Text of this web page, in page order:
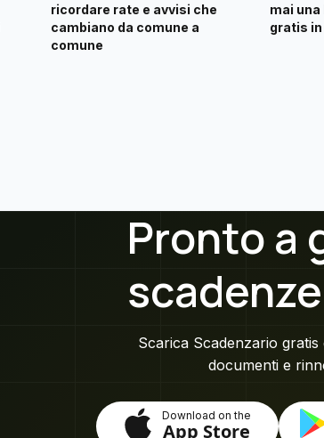
ricordare rate e avvisi che
cambiano da comune a
comune
mai
gratis
Pronto a
Scarica Scadenzario
documenti e
Download on the
App Store